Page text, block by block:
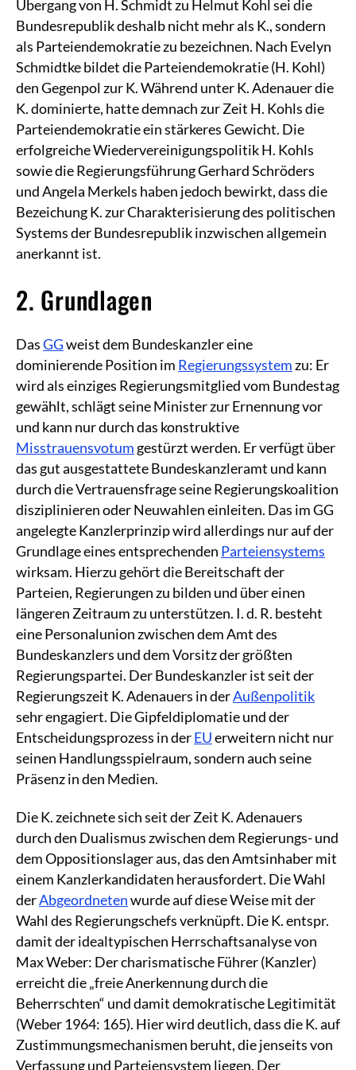
Übergang von H. Schmidt zu Helmut Kohl sei die
Bundesrepublik deshalb nicht mehr als K., sondern
als Parteiendemokratie zu bezeichnen. Nach Evelyn
Schmidtke bildet die Parteiendemokratie (H. Kohl)
den Gegenpol zur K. Während unter K. Adenauer die
K. dominierte, hatte demnach zur Zeit H. Kohls die
Parteiendemokratie ein stärkeres Gewicht. Die
erfolgreiche Wiedervereinigungspolitik H. Kohls
sowie die Regierungsführung Gerhard Schröders
und Angela Merkels haben jedoch bewirkt, dass die
Bezeichung K. zur Charakterisierung des politischen
Systems der Bundesrepublik inzwischen allgemein
anerkannt ist.
2. Grundlagen
DasGGweist dem Bundeskanzler eine
dominierende Position im Regierungssystemzu: Er
wird als einziges Regierungsmitglied vom Bundestag
gewählt, schlägt seine Minister zur Ernennung vor
und kann nur durch das konstruktive
Misstrauensvotum gestürzt werden. Er verfügt über
das gut ausgestattete Bundeskanzleramt und kann
durch die Vertrauensfrage seine Regierungskoalition
disziplinieren oder Neuwahlen einleiten. Das im GG
angelegte Kanzlerprinzip wird allerdings nur auf der
Grundlage eines entsprechenden Parteiensystems
wirksam. Hierzu gehört die Bereitschaft der
Parteien, Regierungen zu bilden und über einen
längeren Zeitraum zu unterstützen. I. d. R. besteht
eine Personalunion zwischen dem Amt des
Bundeskanzlers und dem Vorsitz der größten
Regierungspartei. Der Bundeskanzler ist seit der
Regierungszeit K. Adenauers in derAußenpolitik
sehr engagiert. Die Gipfeldiplomatie und der
Entscheidungsprozess in derEUerweitern nicht nur
seinen Handlungsspielraum, sondern auch seine
Präsenz in den Medien.
Die K. zeichnete sich seit der Zeit K. Adenauers
durch den Dualismus zwischen dem Regierungs- und
dem Oppositionslager aus, das den Amtsinhaber mit
einem Kanzlerkandidaten herausfordert. Die Wahl
derAbgeordnetenwurde auf diese Weise mit der
Wahl des Regierungschefs verknüpft. Die K. entspr.
damit der idealtypischen Herrschaftsanalyse von
Max Weber: Der charismatische Führer (Kanzler)
erreicht die „freie Anerkennung durch die
Beherrschten“ und damit demokratische Legitimität
(Weber 1964: 165). Hier wird deutlich, dass die K. auf
Zustimmungsmechanismen beruht, die jenseits von
Verfassung und Parteiensystem liegen. Der